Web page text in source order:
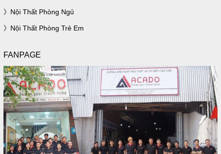
Nội Thất Phòng Ngủ
Nội Thất Phòng Trẻ Em
FANPAGE